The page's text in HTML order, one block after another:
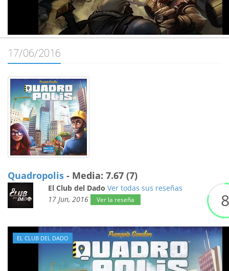
17/06/2016
Quadropolis - Media: 7.67 (7)
El Club del Dado Ver todas sus reseñas
17 Jun, 2016
Ver la reseña 8
EL CLUB DEL DADO